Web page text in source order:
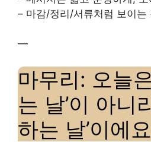
– 마감/정리/서류처럼 보이는
—
마무리: 오늘
는 날’이 아니
하는 날’이에요